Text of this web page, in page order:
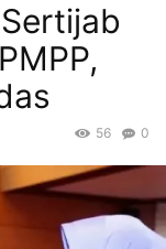
0
56